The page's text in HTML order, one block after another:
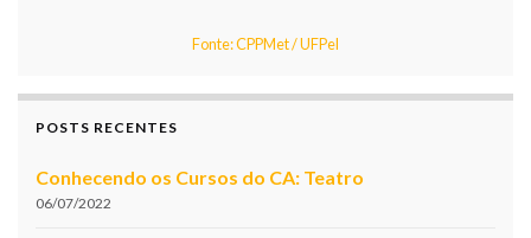
Fonte: CPPMet / UFPel
POSTS RECENTES
Conhecendo os Cursos do CA: Teatro
06/07/2022